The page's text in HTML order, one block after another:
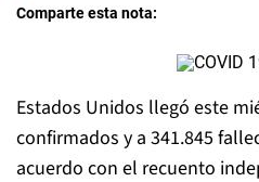
Comparte esta nota:
Estados Unidos llegó este
confirmados y a 341.845
acuerdo con el recuento